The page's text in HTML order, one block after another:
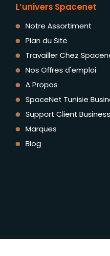
L’univers Spacenet
Notre Assortiment
Plan du Site
Travailler Chez
Nos Offres d'emploi
A Propos
SpaceNet Tunisie
Support Client Business
Marques
Blog